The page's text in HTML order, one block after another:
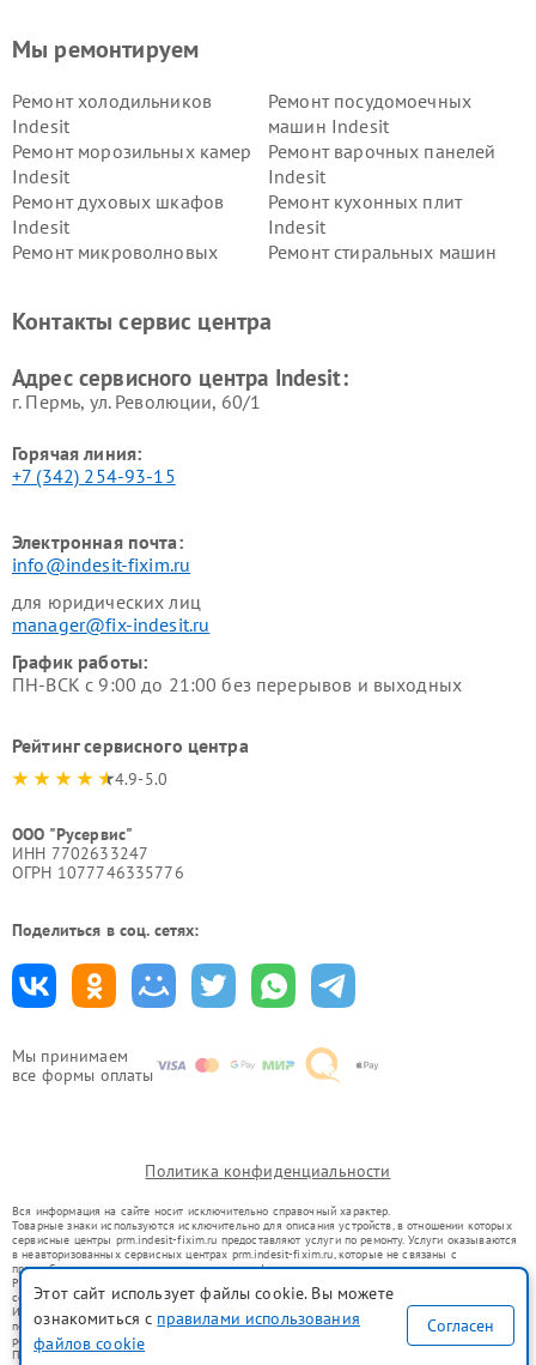
Мы принимаем
все формы оплаты
Мы ремонтируем
Ремонт холодильников
Indesit
Ремонт посудомоечных
машин Indesit
Ремонт морозильных камер
Indesit
Ремонт варочных панелей
Indesit
Ремонт духовых шкафов
Indesit
Ремонт кухонных плит
Indesit
Ремонт микроволновых
Ремонт стиральных машин
Indesit
Indesit
Контакты сервис центра
Адрес сервисного центра Indesit:
г. Пермь, ул. ​Революции, 60/1
Горячая линия:
+7 (342) 254-93-15
Электронная почта:
info@indesit-fixim.ru
для юридических лиц
manager@fix-indesit.ru
График работы:
ПН-ВСК с 9:00 до 21:00 без перерывов и выходных
Рейтинг сервисного центра
4.9-5.0
ООО "Русервис"
ИНН 7702633247
ОГРН 1077746335776
Поделиться в соц. сетях:
Политика конфиденциальности
Вся информация на сайте носит исключительно справочный характер.
Товарные знаки используются исключительно для описания устройств, в отношении которых
сервисные центры prm.indesit-fixim.ru предоставляют услуги по ремонту. Услуги оказываются
в неавторизованных сервисных центрах prm.indesit-fixim.ru, которые не связаны с
правообладателями товарных знаков или их официальными представителями.
Ремонт осуществляется для устройств, уже введенных в гражданский оборот в соответствии
со статьей 1487 ГК РФ.
Использование товарных знаков не преследует цели индивидуализации услуг или введения
потребителей в заблуждение, а служит для информирования о предоставляемых услугах по
ремонту техники указанных брендов.
Представленная на сайте информация не является публичной офертой, определяемой
Этот сайт использует файлы cookie. Вы можете
ознакомиться с правилами использования
файлов cookie
Согласен